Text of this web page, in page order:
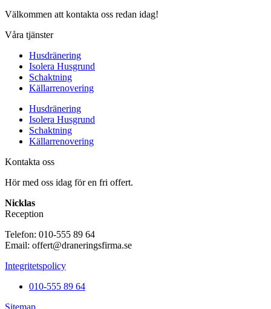
Välkommen att kontakta oss redan idag!
Våra tjänster
Husdränering
Isolera Husgrund
Schaktning
Källarrenovering
Husdränering
Isolera Husgrund
Schaktning
Källarrenovering
Kontakta oss
Hör med oss idag för en fri offert.
Nicklas
Reception
Telefon: 010-555 89 64
Email: offert@draneringsfirma.se
Integritetspolicy
010-555 89 64